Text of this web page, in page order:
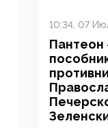
10:34, 07
Пантеон